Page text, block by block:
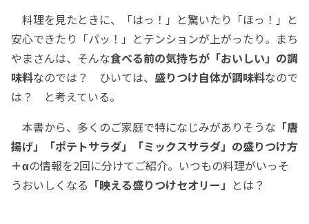
料理を見たときに、「はっ！」と驚いたり「ほっ！」と
安心できたり「パッ！」とテンションが上がったり。まち
やまさんは、そんな食べる前の気持ちが「おいしい」の調
味料なのでは？ ひいては、 盛りつけ自体が調味料なので
は？ と考えている。
本書から、多くのご家庭で特になじみがありそうな 「唐
揚げ」「ポテトサラダ」「ミックスサラダ」の盛りつけ方
＋αの情報を2回に分けてご紹介。いつもの料理がいっそ
うおいしくなる 「映える盛りつけセオリー」 とは？